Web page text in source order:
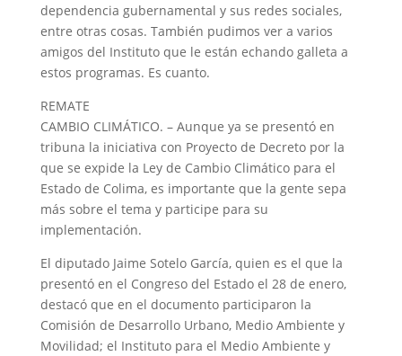
dependencia gubernamental y sus redes sociales,
entre otras cosas. También pudimos ver a varios
amigos del Instituto que le están echando galleta a
estos programas. Es cuanto.
REMATE
CAMBIO CLIMÁTICO. – Aunque ya se presentó en
tribuna la iniciativa con Proyecto de Decreto por la
que se expide la Ley de Cambio Climático para el
Estado de Colima, es importante que la gente sepa
más sobre el tema y participe para su
implementación.
El diputado Jaime Sotelo García, quien es el que la
presentó en el Congreso del Estado el 28 de enero,
destacó que en el documento participaron la
Comisión de Desarrollo Urbano, Medio Ambiente y
Movilidad; el Instituto para el Medio Ambiente y